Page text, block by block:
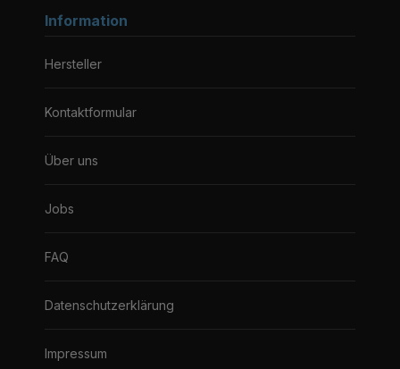
Information
Hersteller
Kontaktformular
Über uns
Jobs
FAQ
Datenschutzerklärung
Impressum